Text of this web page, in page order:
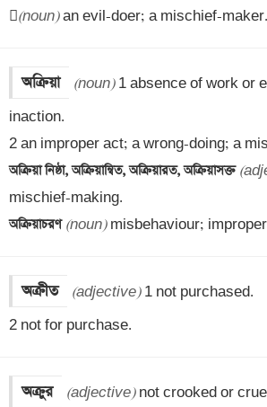
(noun) an evil-doer; a mischief-maker.
অক্রিয়া (noun) 1 absence of work or
inaction.
অক্রিয়া নিষ্ঠা, অক্রিয়ান্বিত, অক্রিয়ারত, অক্রিয়াসক্ত
অক্রিয়াচরণ (noun) misbehaviour;
অক্রীত (adjective) 1 not purchased.
2 not for purchase.
অক্রুর (adjective) not crooked or